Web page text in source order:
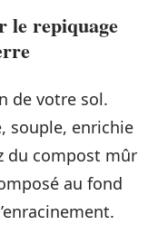
le repiquage
de votre sol.
souple, enrichie
du compost mûr
au fond